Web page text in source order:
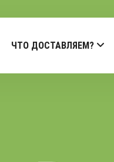
ЧТО ДОСТАВЛЯЕМ?